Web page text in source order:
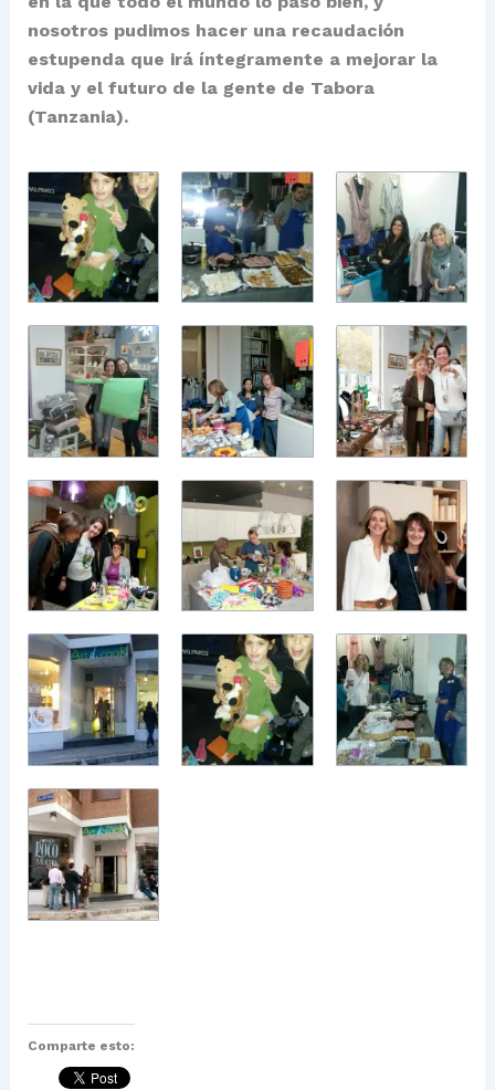
nosotros pudimos hacer una recaudación
estupenda que irá íntegramente a mejorar la
vida y el futuro de la gente de Tabora
(Tanzania).
Comparte esto: